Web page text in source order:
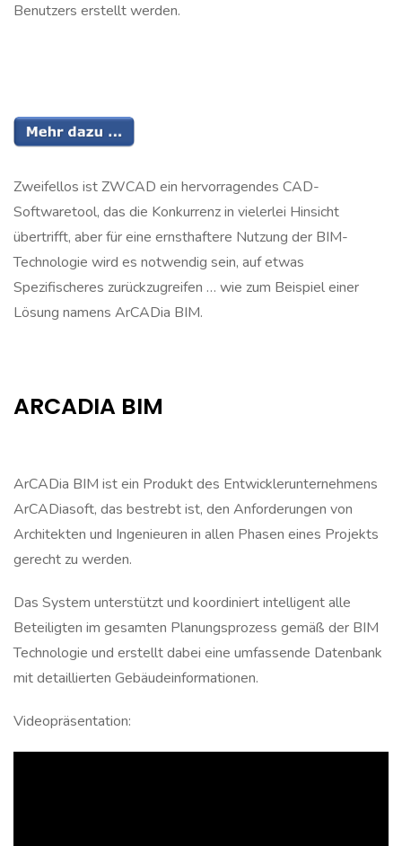
Benutzers erstellt werden.
Zweifellos ist ZWCAD ein hervorragendes CAD-
Softwaretool, das die Konkurrenz in vielerlei Hinsicht
übertrifft, aber für eine ernsthaftere Nutzung der BIM-
Technologie wird es notwendig sein, auf etwas
Spezifischeres zurückzugreifen … wie zum Beispiel einer
Lösung namens ArCADia BIM.
ARCADIA BIM
ArCADia BIM ist ein Produkt des Entwicklerunternehmens
ArCADiasoft, das bestrebt ist, den Anforderungen von
Architekten und Ingenieuren in allen Phasen eines Projekts
gerecht zu werden.
Das System unterstützt und koordiniert intelligent alle
Beteiligten im gesamten Planungsprozess gemäß der BIM
Technologie und erstellt dabei eine umfassende Datenbank
mit detaillierten Gebäudeinformationen.
Videopräsentation: